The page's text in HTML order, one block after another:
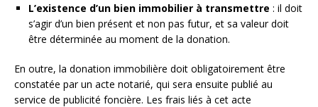
L’existence d’un bien immobilier à transmettre : il doit
s’agir d’un bien présent et non pas futur, et sa valeur doit
être déterminée au moment de la donation.
En outre, la donation immobilière doit obligatoirement être
constatée par un acte notarié, qui sera ensuite publié au
service de publicité foncière. Les frais liés à cet acte